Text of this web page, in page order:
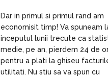
Dar in primul si primul rand am
economisit timp! Va spuneam
inceputul lunii trecute ca
medie, pe an, pierdem 24 de
pentru a plati la ghiseu
utilitati. Nu stiu sa va spun cu